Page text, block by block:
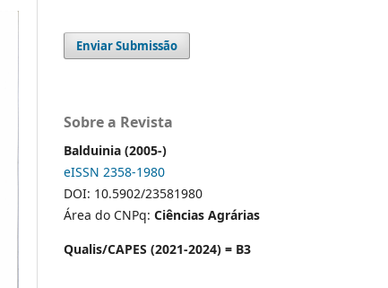
Enviar Submissão
Sobre a Revista
Balduinia (2005-)
eISSN 2358-1980
DOI: 10.5902/23581980
Área do CNPq: Ciências Agrárias
Qualis/CAPES (2021-2024) = B3